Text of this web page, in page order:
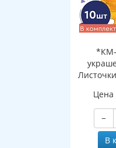
*КМ-
желтый
Цена
−
В